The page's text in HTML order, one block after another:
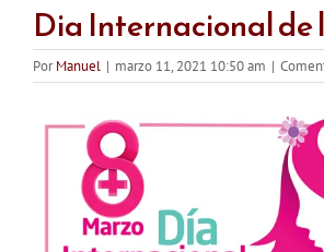
Dia Internacional de
PorManuel | marzo 11, 2021 10:50 am |